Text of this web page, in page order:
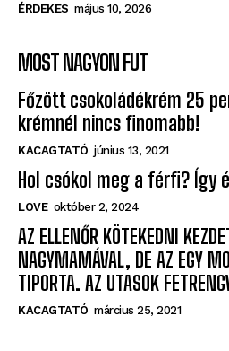
ÉRDEKES május 10, 2026
MOST NAGYON FUT
Főzött csokoládékrém 25
krémnél nincs finomabb!
KACAGTATÓ június 13, 2021
Hol csókol meg a férfi? Így
LOVE október 2, 2024
AZ ELLENŐR KÖTEKEDNI
NAGYMAMÁVAL, DE AZ EGY
TIPORTA. AZ UTASOK
KACAGTATÓ március 25, 2021